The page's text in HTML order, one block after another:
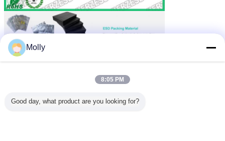
Molly
8:05 PM
Good day, what product are you looking for?